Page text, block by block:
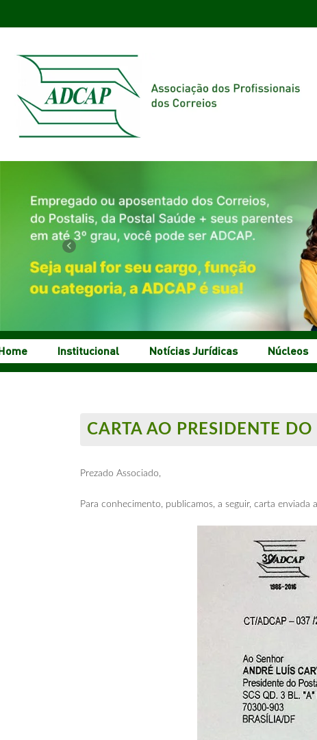
Previous
Institucional Notícias Jurídicas Núcleos
CARTA AO PRESIDENTE DO
Prezado Associado,
Para conhecimento, publicamos, a seguir, carta